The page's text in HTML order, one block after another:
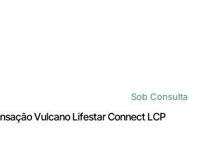
Sob Consulta
Vulcano Lifestar Connect LCP